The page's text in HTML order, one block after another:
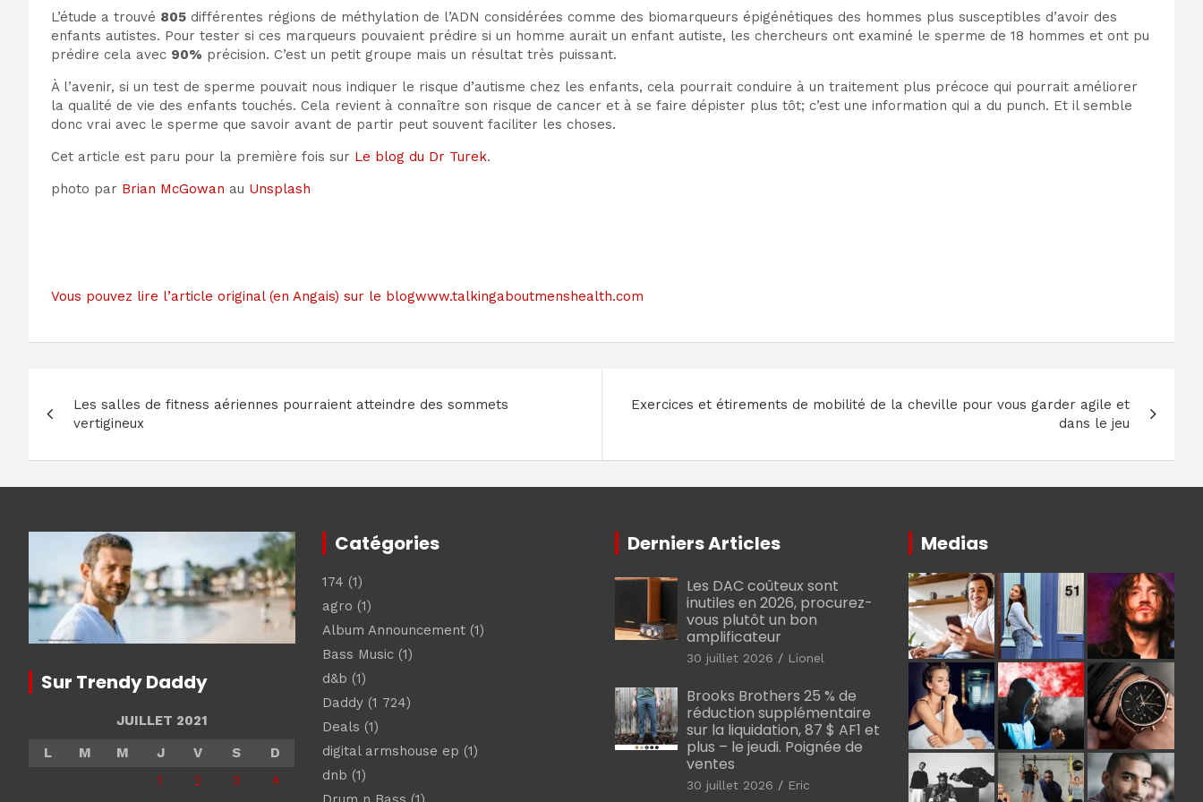
L’étude a trouvé 805 différentes régions de méthylation de l’ADN considérées comme des biomarqueurs épigénétiques des hommes plus susceptibles d’avoir des
enfants autistes. Pour tester si ces marqueurs pouvaient prédire si un homme aurait un enfant autiste, les chercheurs ont examiné le sperme de 18 hommes et ont pu
prédire cela avec 90% précision. C’est un petit groupe mais un résultat très puissant.
À l’avenir, si un test de sperme pouvait nous indiquer le risque d’autisme chez les enfants, cela pourrait conduire à un traitement plus précoce qui pourrait améliorer
la qualité de vie des enfants touchés. Cela revient à connaître son risque de cancer et à se faire dépister plus tôt; c’est une information qui a du punch. Et il semble
donc vrai avec le sperme que savoir avant de partir peut souvent faciliter les choses.
Cet article est paru pour la première fois sur Le blog du Dr Turek.
photo par Brian McGowan au Unsplash
Vous pouvez lire l’article original (en Angais) sur le blogwww.talkingaboutmenshealth.com
de
l’article
Les salles de fitness aériennes pourraient atteindre des sommets
vertigineux
Exercices et étirements de mobilité de la cheville pour vous garder agile et
dans le jeu
Sur Trendy Daddy
JUILLET 2021
L
M M J V S
D
1
2 3
4
Catégories
174 (1)
agro (1)
Album Announcement(1)
Bass Music(1)
d&b (1)
Daddy(1 724)
Deals (1)
digital armshouse ep (1)
dnb (1)
Derniers Articles
Les DAC coûteux sont
inutiles en 2026, procurez-
vous plutôt un bon
amplificateur
30 juillet 2026 Lionel
Brooks Brothers 25 % de
réduction supplémentaire
sur la liquidation, 87 $ AF1 et
plus – le jeudi. Poignée de
ventes
30 juillet 2026 Eric
Medias